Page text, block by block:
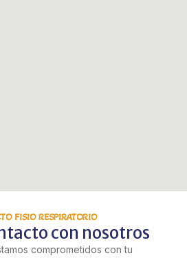
FISIO RESPIRATORIO
con nosotros
comprometidos con tu